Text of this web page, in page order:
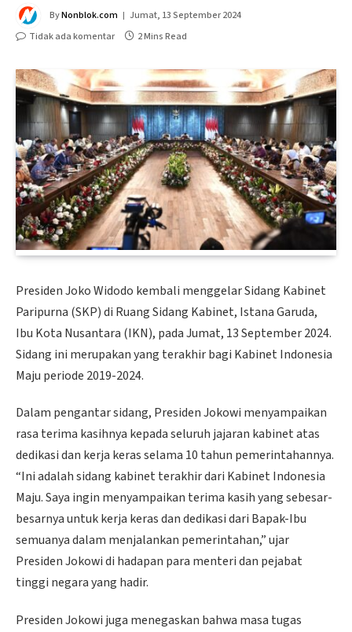
ByNonblok.com
Jumat, 13 September 2024
Tidak ada komentar
2 Mins Read
Presiden Joko Widodo kembali menggelar Sidang Kabinet
Paripurna (SKP) di Ruang Sidang Kabinet, Istana Garuda,
Ibu Kota Nusantara (IKN), pada Jumat, 13 September 2024.
Sidang ini merupakan yang terakhir bagi Kabinet Indonesia
Maju periode 2019-2024.
Dalam pengantar sidang, Presiden Jokowi menyampaikan
rasa terima kasihnya kepada seluruh jajaran kabinet atas
dedikasi dan kerja keras selama 10 tahun pemerintahannya.
“Ini adalah sidang kabinet terakhir dari Kabinet Indonesia
Maju. Saya ingin menyampaikan terima kasih yang sebesar-
besarnya untuk kerja keras dan dedikasi dari Bapak-Ibu
semuanya dalam menjalankan pemerintahan,” ujar
Presiden Jokowi di hadapan para menteri dan pejabat
tinggi negara yang hadir.
Presiden Jokowi juga menegaskan bahwa masa tugas